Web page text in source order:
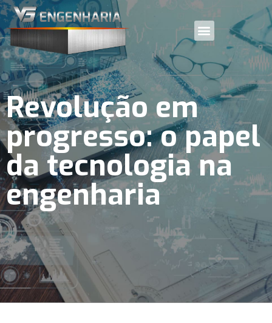
Revolução em
progresso: o papel
da tecnologia na
engenharia